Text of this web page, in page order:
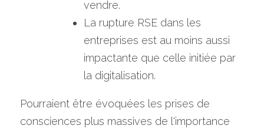
vendre.
La rupture RSE dans les
entreprises est au moins aussi
impactante que celle initiée par
la digitalisation.
Pourraient être évoquées les prises de
consciences plus massives de l'importance